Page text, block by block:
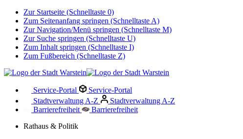
Zur Startseite (Schnelltaste 0)
Zum Seitenanfang springen (Schnelltaste A)
Zur Navigation/Menü springen (Schnelltaste M)
Zur Suche springen (Schnelltaste U)
Zum Inhalt springen (Schnelltaste I)
Zum Fußbereich (Schnelltaste Z)
Service-Portal
Service-Portal
Stadtverwaltung A-Z
Stadtverwaltung A-Z
Barrierefreiheit
Barrierefreiheit
Rathaus & Politik